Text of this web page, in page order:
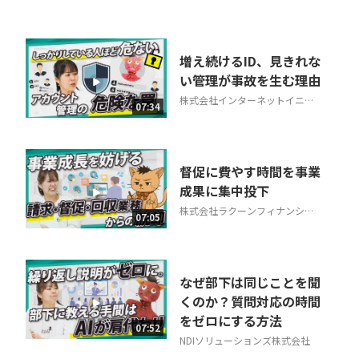
07:34
増え続けるID、見きれな
い管理が事故を生む理由
株式会社インターネットイニシ
07:05
督促に費やす時間を事業
成果に集中投下
株式会社ラクーンフィナンシャ
07:52
なぜ部下は同じことを聞
くのか？質問対応の時間
をゼロにする方法
NDIソリューションズ株式会社